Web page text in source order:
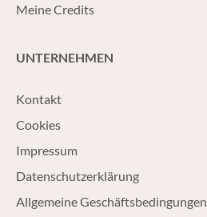
Meine Credits
UNTERNEHMEN
Kontakt
Cookies
Impressum
Datenschutzerklärung
Allgemeine Geschäftsbedingungen